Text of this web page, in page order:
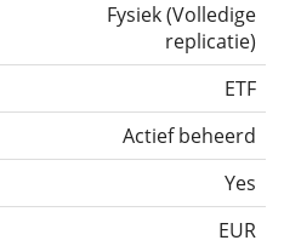
Fysiek(Volledige
replicatie)
ETF
Actief beheerd
Yes
EUR